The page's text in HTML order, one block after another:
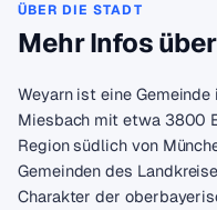
ÜBER DIE STADT
Mehr Infos
Weyarn ist eine
Miesbach mit etwa 3800
Region südlich von
Gemeinden des
Charakter der